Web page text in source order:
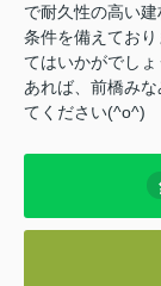
で耐久性の高い
条件を備えてお
てはいかがでし
あれば、前橋み
てください(^o^)